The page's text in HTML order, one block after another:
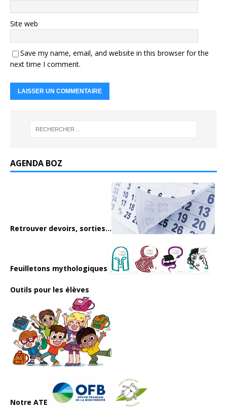
Site web
Save my name, email, and website in this browser for the
next time I comment.
AGENDA BOZ
Retrouver devoirs, sorties...
Feuilletons mythologiques
Outils pour les élèves
Notre ATE